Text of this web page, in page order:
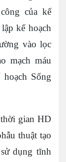
của kế
kế hoạch
vào lọc
mạch máu
Sống
gian HD
thuật tạo
dụng tĩnh